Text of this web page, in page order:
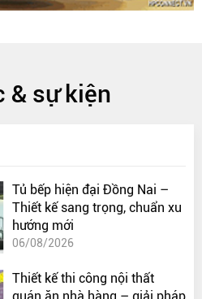
& sự kiện
Tủ bếp hiện đại Đồng Nai –
Thiết kế sang trọng, chuẩn xu
hướng mới
06/08/2026
Thiết kế thi công nội thất